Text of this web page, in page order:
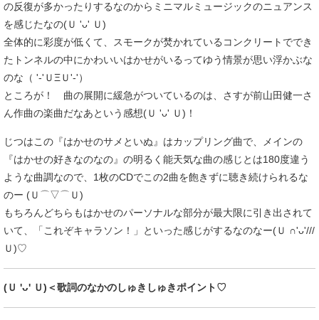
の反復が多かったりするなのからミニマルミュージックのニュアンス
を感じたなの(Ｕ 'ᴗ' Ｕ)
全体的に彩度が低くて、スモークが焚かれているコンクリートででき
たトンネルの中にかわいいはかせがいるってゆう情景が思い浮かぶな
のな（ '-'ＵΞＵ'-'）
ところが！ 曲の展開に緩急がついているのは、さすが前山田健一さ
ん作曲の楽曲だなあという感想(Ｕ 'ᴗ' Ｕ)！
じつはこの『はかせのサメといぬ』はカップリング曲で、メインの
『はかせの好きなのなの』の明るく能天気な曲の感じとは180度違う
ような曲調なので、1枚のCDでこの2曲を飽きずに聴き続けられるな
のー (Ｕ⌒▽⌒Ｕ)
もちろんどちらもはかせのパーソナルな部分が最大限に引き出されて
いて、「これぞキャラソン！」といった感じがするなのなー(Ｕ ∩'ᴗ'///
Ｕ)♡
(Ｕ 'ᴗ' Ｕ)＜歌詞のなかのしゅきしゅきポイント♡